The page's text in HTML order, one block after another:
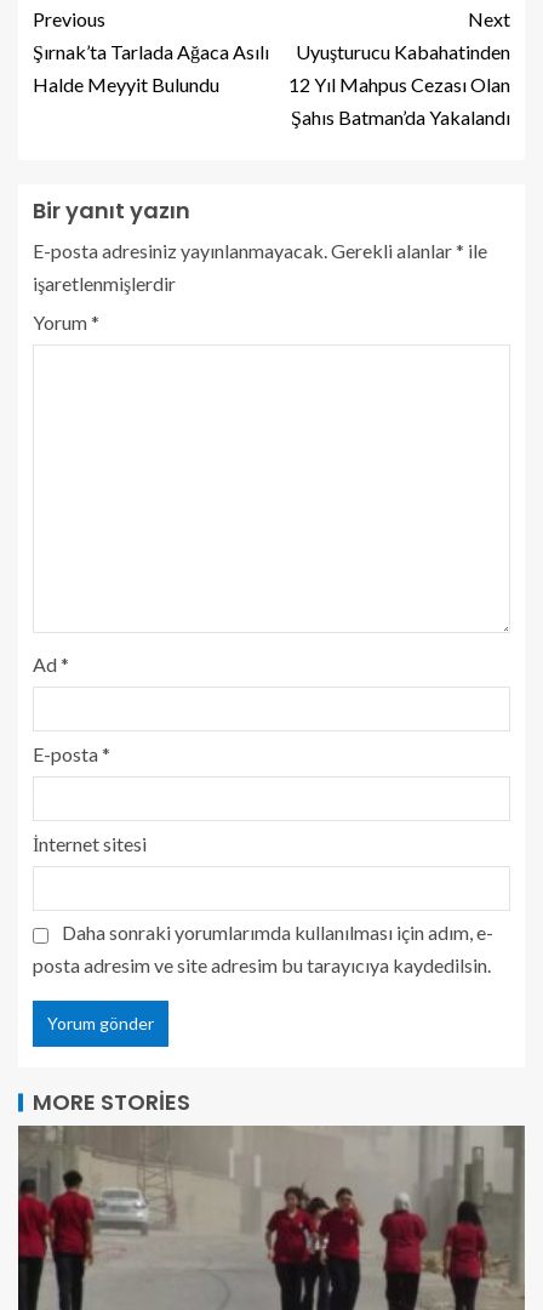
Previous
Şırnak’ta Tarlada Ağaca Asılı
Halde Meyyit Bulundu
Next
Uyuşturucu Kabahatinden
12 Yıl Mahpus Cezası Olan
Şahıs Batman’da Yakalandı
Bir yanıt yazın
E-posta adresiniz yayınlanmayacak.Gerekli alanlar* ile
işaretlenmişlerdir
Yorum*
Ad*
E-posta*
İnternet sitesi
Daha sonraki yorumlarımda kullanılması için adım, e-
posta adresim ve site adresim bu tarayıcıya kaydedilsin.
MORE STORIES